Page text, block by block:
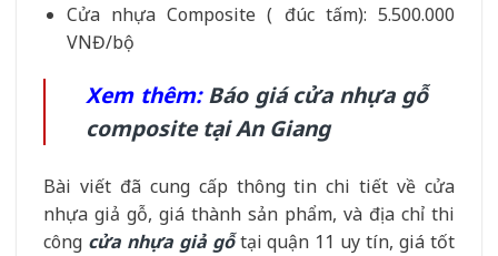
Cửa nhựa Composite ( đúc tấm): 5.500.000
VNĐ/bộ
Xem thêm: Báo giá cửa nhựa gỗ
composite tại An Giang
Bài viết đã cung cấp thông tin chi tiết về cửa
nhựa giả gỗ, giá thành sản phẩm, và địa chỉ thi
công cửa nhựa giả gỗtại quận 11 uy tín, giá tốt